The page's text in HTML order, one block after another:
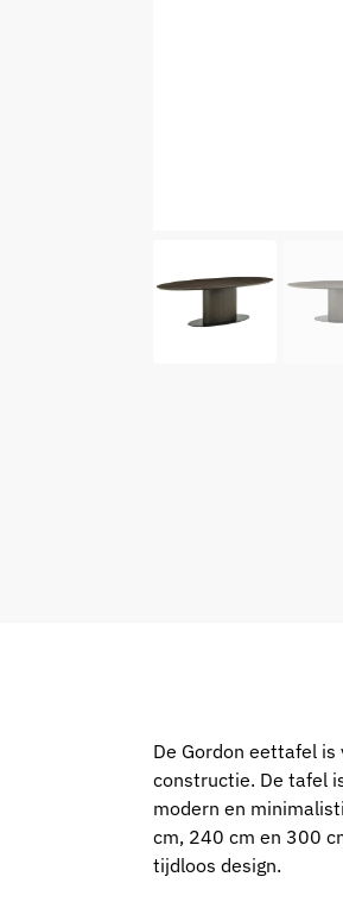
De Gordon eettafel
constructie. De tafel
modern en
cm, 240 cm en 300
tijdloos design.